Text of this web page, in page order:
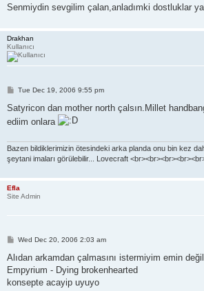
Senmiydin sevgilim çalan,anladımki dostluklar
Drakhan
Kullanıcı
P
s
Tue Dec 19, 2006 9:55 pm
Satyricon dan mother north çalsın.Millet
ediim onlara
Bazen bildiklerimizin ötesindeki arka planda onu bin kez
şeytani imaları görülebilir... Lovecraft
Efla
Site Admin
P
s
Wed Dec 20, 2006 2:03 am
Alıdan arkamdan çalmasını istermiyim emin
Empyrium - Dying brokenhearted
konsepte acayip uyuyo